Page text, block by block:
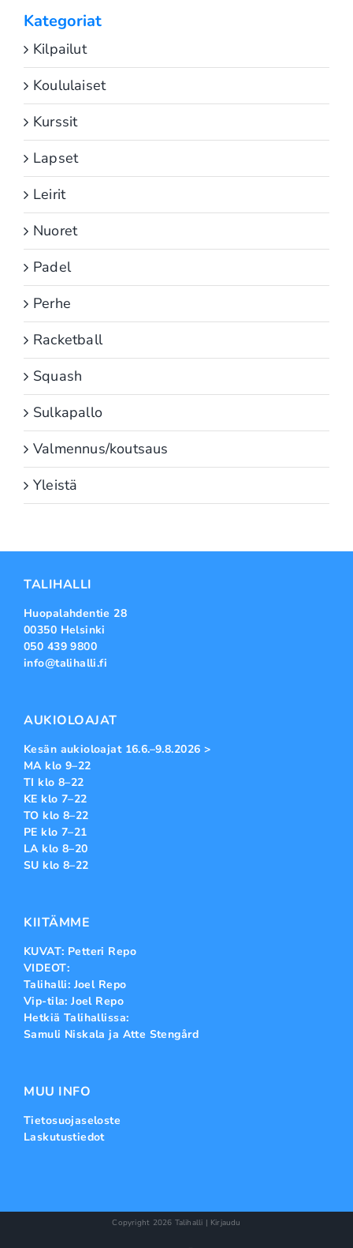
Kategoriat
Kilpailut
Koululaiset
Kurssit
Lapset
Leirit
Nuoret
Padel
Perhe
Racketball
Squash
Sulkapallo
Valmennus/koutsaus
Yleistä
TALIHALLI
Huopalahdentie 28
00350 Helsinki
050 439 9800
info@talihalli.fi
AUKIOLOAJAT
Kesän aukioloajat 16.6.–9.8.2026 >
MA klo 9–22
TI klo 8–22
KE klo 7–22
TO klo 8–22
PE klo 7–21
LA klo 8–20
SU klo 8–22
KIITÄMME
KUVAT: Petteri Repo
VIDEOT:
Talihalli: Joel Repo
Vip-tila: Joel Repo
Hetkiä Talihallissa:
Samuli Niskala ja Atte Stengård
MUU INFO
Tietosuojaseloste
Laskutustiedot
Copyright 2026 Talihalli | Kirjaudu